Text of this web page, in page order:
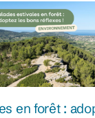
estivales
: adoptez les
bons réflexes !
en forêt :